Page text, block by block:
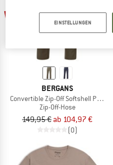
BERGANS
Convertible Zip-Off Softshell Pants
Zip-Off-Hose
149,95 € ab 104,97 €
(0)
EINSTELLUNGEN